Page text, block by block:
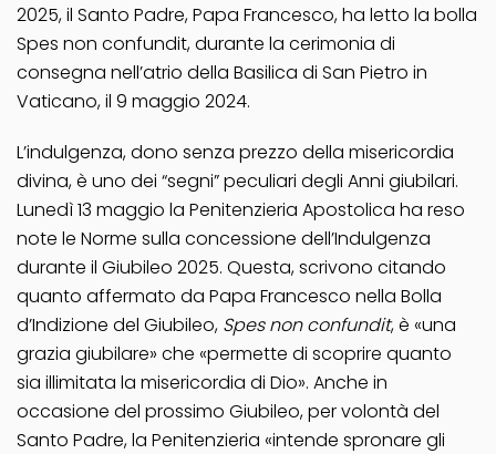
2025, il Santo Padre, Papa Francesco, ha letto la bolla
Spes non confundit, durante la cerimonia di
consegna nell’atrio della Basilica di San Pietro in
Vaticano, il 9 maggio 2024.
L’indulgenza, dono senza prezzo della misericordia
divina, è uno dei “segni” peculiari degli Anni giubilari.
Lunedì 13 maggio la Penitenzieria Apostolica ha reso
note le Norme sulla concessione dell’Indulgenza
durante il Giubileo 2025. Questa, scrivono citando
quanto affermato da Papa Francesco nella Bolla
d’Indizione del Giubileo, Spes non confundit, è «una
grazia giubilare» che «permette di scoprire quanto
sia illimitata la misericordia di Dio». Anche in
occasione del prossimo Giubileo, per volontà del
Santo Padre, la Penitenzieria «intende spronare gli